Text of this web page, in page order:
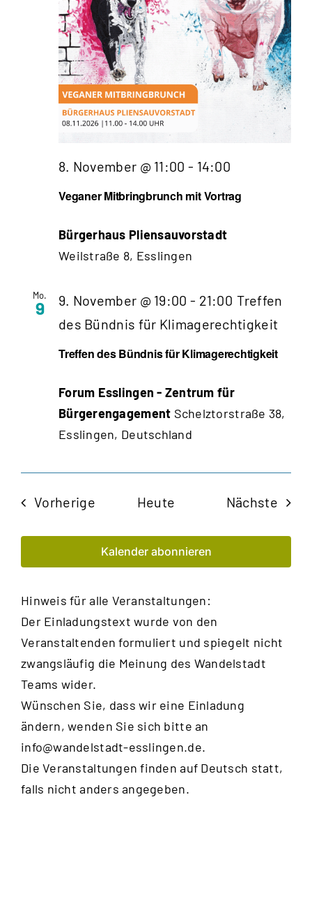
Veganer Mitbringbrunch mit Vortrag
8. November @ 11:00 - 14:00
Bürgerhaus Pliensauvorstadt
Weilstraße 8, Esslingen
Mo.
9
Treffen des Bündnis für Klimagerechtigkeit
9. November @ 19:00 - 21:00 Treffen
des Bündnis für Klimagerechtigkeit
Forum Esslingen - Zentrum für
Bürgerengagement Schelztorstraße 38,
Esslingen, Deutschland
VorherigeVeranstaltungen
Heute Nächste
Kalender abonnieren
Hinweis für alle Veranstaltungen:
Der Einladungstext wurde von den
Veranstaltenden formuliert und spiegelt nicht
zwangsläufig die Meinung des Wandelstadt
Teams wider.
Wünschen Sie, dass wir eine Einladung
ändern, wenden Sie sich bitte an
info@wandelstadt-esslingen.de.
Die Veranstaltungen finden auf Deutsch statt,
falls nicht anders angegeben.